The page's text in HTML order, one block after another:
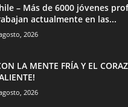
– Más de 6000 jóvenes
actualmente en las...
2026
LA MENTE FRÍA Y EL
2026